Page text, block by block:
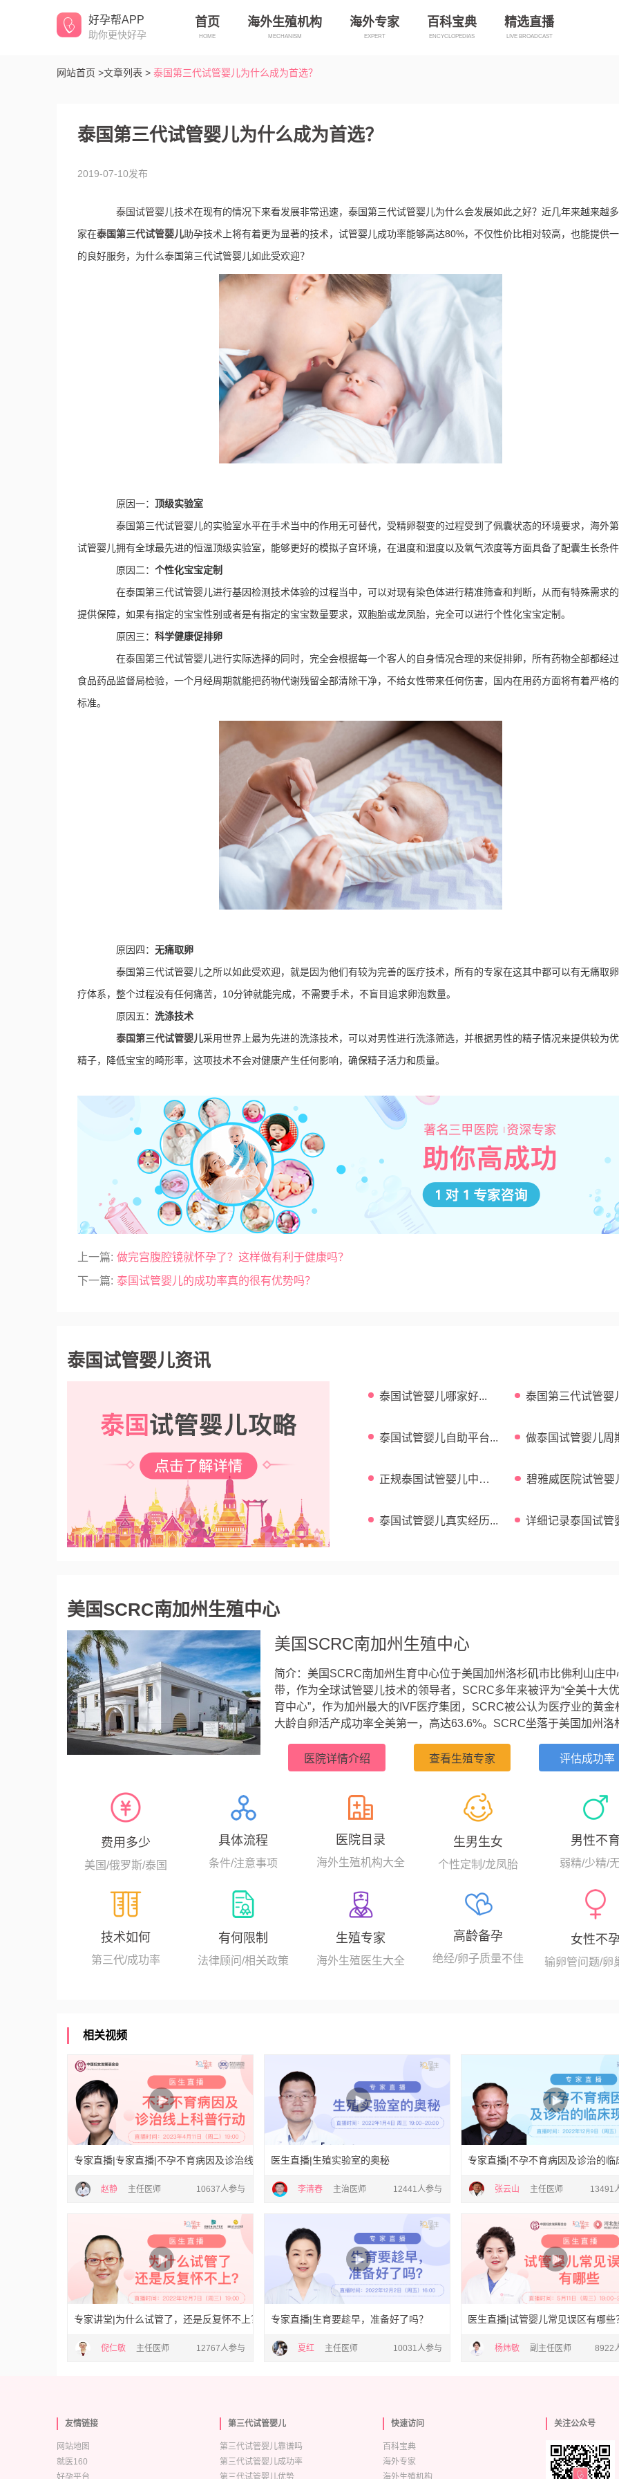
好孕帮APP
助你更快好孕
首页
HOME
海外生殖机构
MECHANISM
海外专家
EXPERT
百科宝典
ENCYCLOPEDIAS
精选直播
LIVE BROADCAST
网站首页 >文章列表 > 泰国第三代试管婴儿为什么成为首选？
泰国第三代试管婴儿为什么成为首选？
2019-07-10发布
泰国试管婴儿技术在现有的情况下来看发展非常迅速，泰国第三代试管婴儿为什么会发展如此之好？近几年来越来越
家在泰国第三代试管婴儿助孕技术上将有着更为显著的技术，试管婴儿成功率能够高达80%，不仅性价比相对较高，也能提供一
的良好服务，为什么泰国第三代试管婴儿如此受欢迎？
原因一： 顶级实验室
泰国第三代试管婴儿的实验室水平在手术当中的作用无可替代，受精卵裂变的过程受到了佩囊状态的环境要求，海外
试管婴儿拥有全球最先进的恒温顶级实验室，能够更好的模拟子宫环境，在温度和湿度以及氧气浓度等方面具备了配囊生长条件
原因二： 个性化宝宝定制
在泰国第三代试管婴儿进行基因检测技术体验的过程当中，可以对现有染色体进行精准筛查和判断，从而有特殊需求
提供保障，如果有指定的宝宝性别或者是有指定的宝宝数量要求，双胞胎或龙凤胎，完全可以进行个性化宝宝定制。
原因三： 科学健康促排卵
在泰国第三代试管婴儿进行实际选择的同时，完全会根据每一个客人的自身情况合理的来促排卵，所有药物全部都经
食品药品监督局检验，一个月经周期就能把药物代谢残留全部清除干净，不给女性带来任何伤害，国内在用药方面将有着严格
标准。
原因四： 无痛取卵
泰国第三代试管婴儿之所以如此受欢迎，就是因为他们有较为完善的医疗技术，所有的专家在这其中都可以有无痛取
疗体系，整个过程没有任何痛苦，10分钟就能完成，不需要手术，不盲目追求卵泡数量。
原因五： 洗涤技术
泰国第三代试管婴儿采用世界上最为先进的洗涤技术，可以对男性进行洗涤筛选，并根据男性的精子情况来提供较为
精子，降低宝宝的畸形率，这项技术不会对健康产生任何影响，确保精子活力和质量。
上一篇: 做完宫腹腔镜就怀孕了？这样做有利于健康吗？
下一篇: 泰国试管婴儿的成功率真的很有优势吗？
泰国试管婴儿资讯
泰国试管婴儿哪家好...
泰国第三代试管婴
泰国试管婴儿自助平台...
做泰国试管婴儿周
正规泰国试管婴儿中介
碧雅威医院试管婴
泰国试管婴儿真实经历...
详细记录泰国试管
美国SCRC南加州生殖中心
美国SCRC南加州生殖中心
简介：美国SCRC南加州生育中心位于美国加州洛杉矶市比佛利山庄中
带，作为全球试管婴儿技术的领导者，SCRC多年来被评为“全美十大
育中心”，作为加州最大的IVF医疗集团，SCRC被公认为医疗业的黄金
大龄自卵活产成功率全美第一，高达63.6%。SCRC坐落于美国加州洛
世纪1993年，美国SCRC的生育专家就完成了美国西海岸第一例卵母细
浆内单精子注射（ICSI）的试管案例，显著提高了卵子体外受精的成功
医院详情介绍 查看生殖专家 评估成功率
费用多少
美国/俄罗斯/泰国
具体流程
条件/注意事项
医院目录
海外生殖机构大全
生男生女
个性定制/龙凤胎
男性不育
弱精/少精/
技术如何
第三代/成功率
有何限制
法律顾问/相关政策
生殖专家
海外生殖医生大全
高龄备孕
绝经/卵子质量不佳
女性不
输卵管问题/卵
相关视频
专家直播|专家直播|不孕不育病因及诊治线上科普行动
赵静 主任医师 10637人参与
医生直播|生殖实验室的奥秘
李清春 主治医师 12441人参与
专家直播|不孕不育病因及诊治的临
张云山 主任医师 13491
专家讲堂|为什么试管了，还是反复怀不上？
倪仁敏 主任医师 12767人参与
专家直播|生育要趁早，准备好了吗？
夏红 主任医师 10031人参与
医生直播|试管婴儿常见误区有哪些
杨炜敏 副主任医师 8922
友情链接
网站地图
就医160
第三代试管婴儿
第三代试管婴儿靠谱吗
第三代试管婴儿成功率
快速访问
百科宝典
海外专家
关注公众号